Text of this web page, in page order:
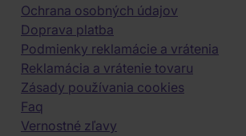
Ochrana osobných údajov
Doprava platba
Podmienky reklamácie a vrátenia
Reklamácia a vrátenie tovaru
Zásady používania cookies
Faq
Vernostné zľavy